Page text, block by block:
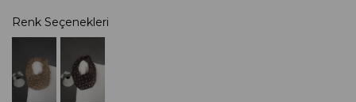
Renk Seçenekleri